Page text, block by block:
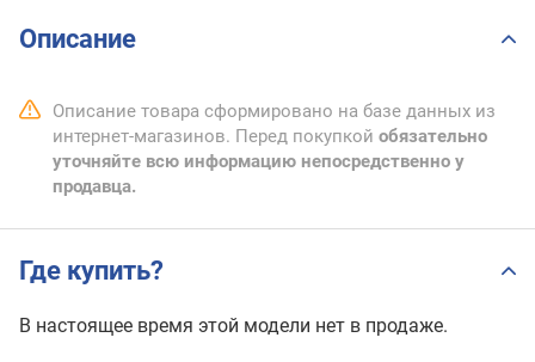
Описание
Описание товара сформировано на базе данных из
интернет-магазинов. Перед покупкой обязательно
уточняйте всю информацию непосредственно у
продавца.
Где купить?
В настоящее время этой модели нет в продаже.